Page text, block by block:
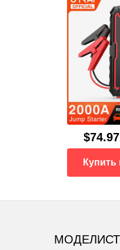
$74.97
Купить